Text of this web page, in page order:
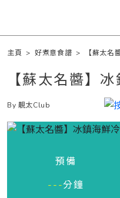
主頁 >好煮意食譜 > 【蘇太名
【蘇太名醬】
By 靚太Club
預備
---分鐘